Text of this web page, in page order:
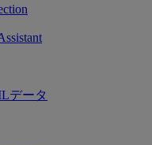
データ